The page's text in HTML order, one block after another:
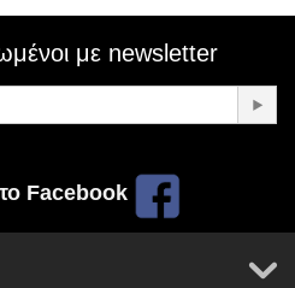
με newsletter
Facebook